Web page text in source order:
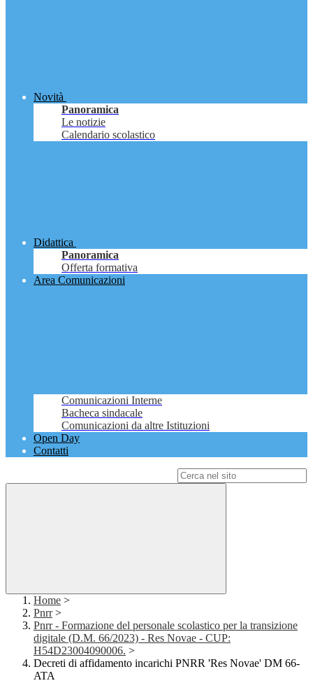
Novità
Panoramica
Le notizie
Calendario scolastico
Didattica
Panoramica
Offerta formativa
Area Comunicazioni
Comunicazioni Interne
Bacheca sindacale
Comunicazioni da altre Istituzioni
Open Day
Contatti
Home >
Pnrr >
Pnrr - Formazione del personale scolastico per la transizione
digitale (D.M. 66/2023) - Res Novae - CUP:
H54D23004090006. >
Decreti di affidamento incarichi PNRR 'Res Novae' DM 66-
ATA